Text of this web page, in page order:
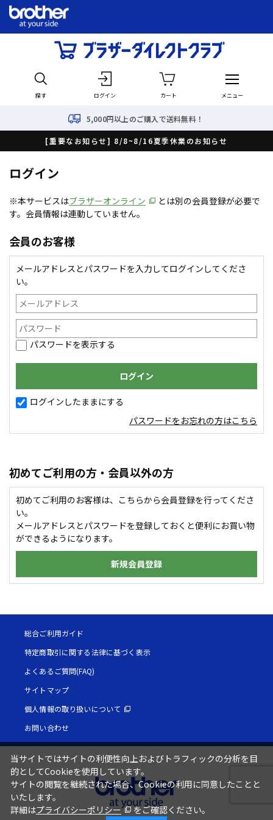
探す ログイン カート メニュー
5,000円以上のご購入で送料無料！
[重要なお知らせ] 8/8~8/16夏季休業のお知らせ
ログイン
※本サービスはブラザーオンライン
とは別の会員登録が必要で
す。会員情報は連動していません。
会員のお客様
メールアドレスとパスワードを入力してログインしてくださ
い。
パスワードを表示する
ログインしたままにする
パスワードをお忘れの方はこちら
初めてご利用の方・会員以外の方
初めてご利用のお客様は、こちらから会員登録を行ってくださ
い。
メールアドレスとパスワードを登録しておくと便利にお買い物
ができるようになります。
新規会員登録
総合ご利用ガイド
特定商取引に関する法律に基づく表示
よくあるご質問(FAQ)
サイトマップ
個人情報の取り扱いについて
お問い合わせ
当サイトではサイトの利便性向上およびトラフィックの分析を目
的としてCookieを使用しています。
サイトの閲覧を継続された場合、Cookieの利用に同意したことと
いたします。
詳細はプライバシーポリシー をご確認ください。